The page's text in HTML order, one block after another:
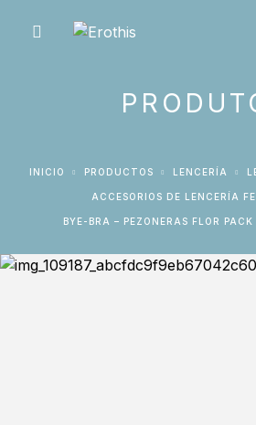
INICIO PRODUCTOS LENCERÍA
ACCESORIOS DE LENCERÍA
BYE-BRA – PEZONERAS FLOR